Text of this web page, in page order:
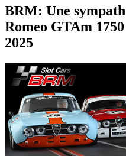
BRM: Une
Romeo GTAm
2025